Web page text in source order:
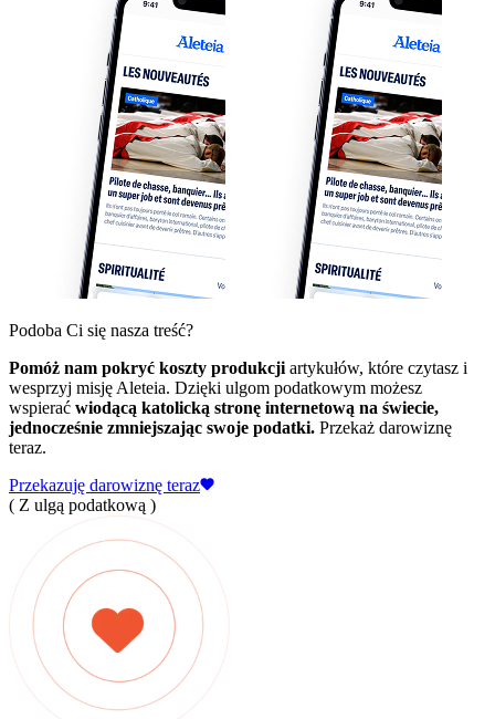
Podoba Ci się nasza treść?
Pomóż nam pokryć koszty produkcji artykułów, które czytasz i
wesprzyj misję Aleteia. Dzięki ulgom podatkowym możesz
wspierać wiodącą katolicką stronę internetową na świecie,
jednocześnie zmniejszając swoje podatki. Przekaż darowiznę
teraz.
Przekazuję darowiznę teraz
( Z ulgą podatkową )